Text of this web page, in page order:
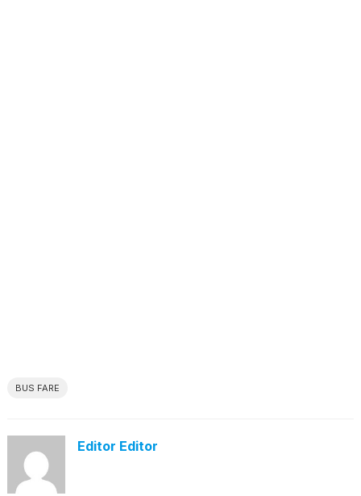
BUS FARE
Editor Editor